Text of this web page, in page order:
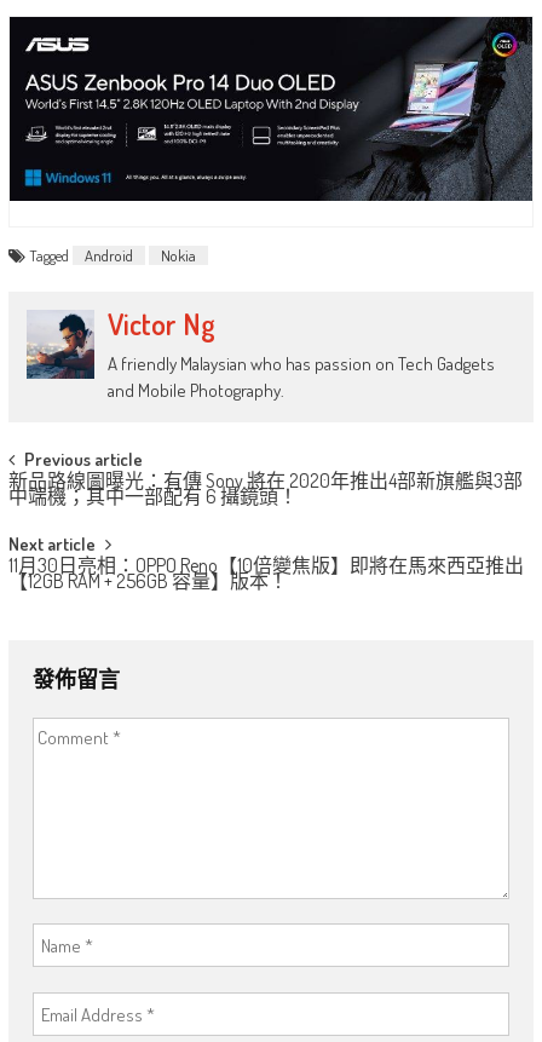
Tagged Android Nokia
Victor Ng
A friendly Malaysian who has passion on Tech Gadgets
and Mobile Photography.
Post
navigation
Previous article
新品路線圖曝光：有傳 Sony 將在 2020年推出4部新旗艦與3部
中端機；其中一部配有 6 攝鏡頭！
Next article
11月30日亮相：OPPO Reno【10倍變焦版】即將在馬來西亞推出
【12GB RAM + 256GB 容量】版本！
發佈留言